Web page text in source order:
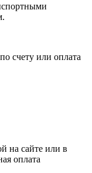
счету или оплата
на сайте или в
оплата